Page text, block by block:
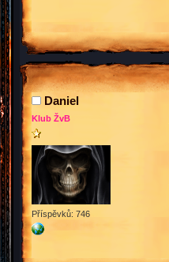
Daniel
Klub ŽvB
Příspěvků: 746